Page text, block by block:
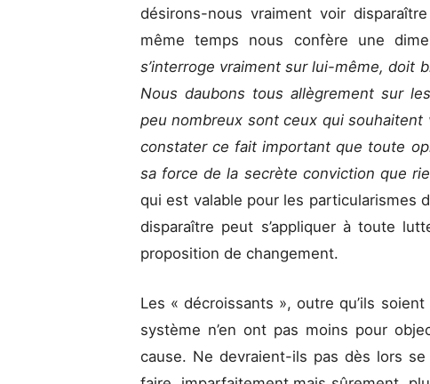
désirons-nous vraiment voir
même temps nous confère une
s’interroge vraiment sur lui-même, doit
Nous daubons tous allègrement sur
peu nombreux sont ceux qui souhaitent
constater ce fait important que toute
sa force de la secrète conviction que
qui est valable pour les particularismes
disparaître peut s’appliquer à toute
proposition de changement.
Les « décroissants », outre qu’ils
système n’en ont pas moins pour
cause. Ne devraient-ils pas dès lors